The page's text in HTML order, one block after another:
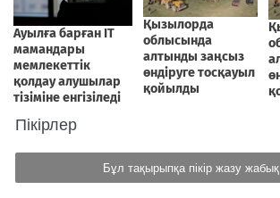
Пікірлер
Бұл тақырыпқа пікір жазу жабық